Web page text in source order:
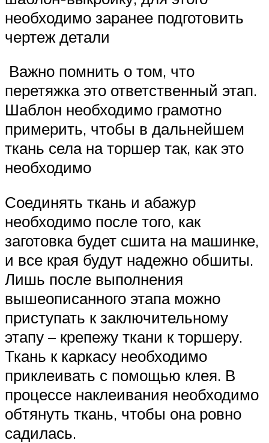
необходимо заранее подготовить
чертеж детали
Важно помнить о том, что
перетяжка это ответственный этап.
Шаблон необходимо грамотно
примерить, чтобы в дальнейшем
ткань села на торшер так, как это
необходимо
Соединять ткань и абажур
необходимо после того, как
заготовка будет сшита на машинке,
и все края будут надежно обшиты.
Лишь после выполнения
вышеописанного этапа можно
приступать к заключительному
этапу – крепежу ткани к торшеру.
Ткань к каркасу необходимо
приклеивать с помощью клея. В
процессе наклеивания необходимо
обтянуть ткань, чтобы она ровно
садилась.